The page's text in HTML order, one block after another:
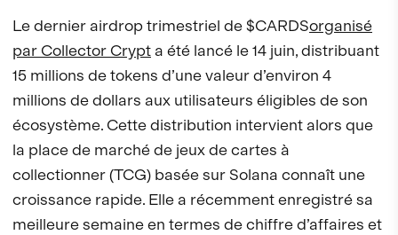
Le dernier airdrop trimestriel de $CARDSorganisé
par Collector Crypta été lancé le 14 juin, distribuant
15 millions de tokens d’une valeur d’environ 4
millions de dollars aux utilisateurs éligibles de son
écosystème. Cette distribution intervient alors que
la place de marché de jeux de cartes à
collectionner (TCG) basée sur Solana connaît une
croissance rapide. Elle a récemment enregistré sa
meilleure semaine en termes de chiffre d’affaires et